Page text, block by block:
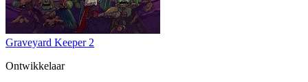
Graveyard Keeper 2
Ontwikkelaar